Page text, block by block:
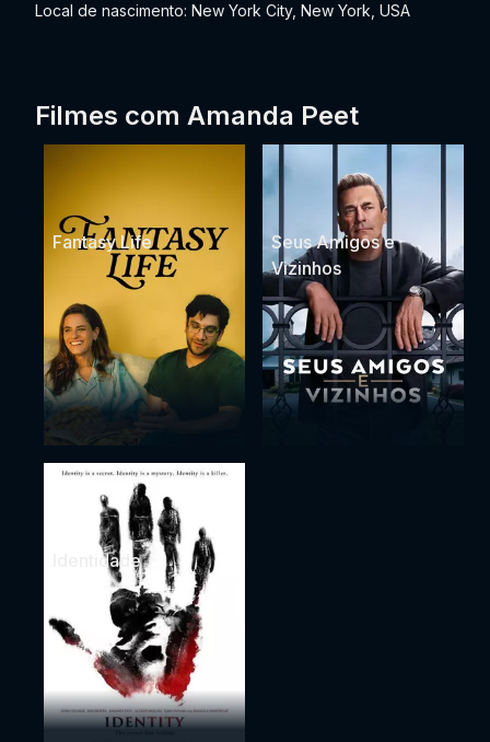
Local de nascimento: New York City, New York, USA
Filmes com Amanda Peet
Fantasy Life
Seus Amigos e
Vizinhos
Identidade